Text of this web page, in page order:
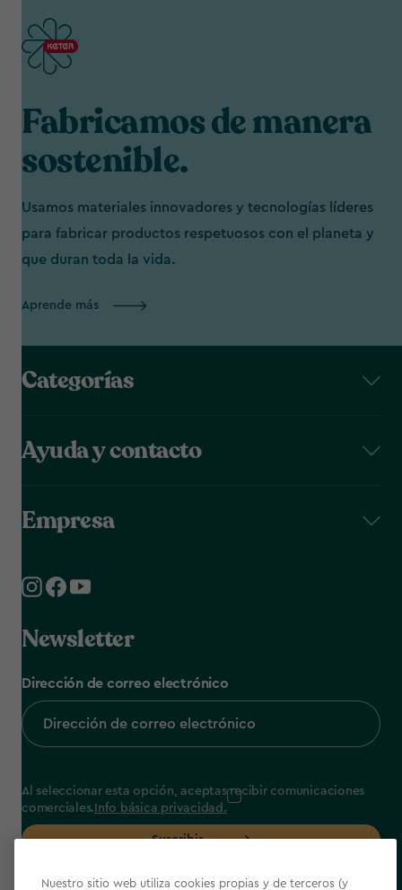
Fabricamos de manera
sostenible.
Usamos materiales innovadores y tecnologías líderes
para fabricar productos respetuosos con el planeta y
que duran toda la vida.
Aprende más
Categorías
Ayuda y contacto
Empresa
Newsletter
Dirección de correo electrónico
Al seleccionar esta opción, aceptas recibir comunicaciones
comerciales. Info básica privacidad.
Suscribir
Nuestro sitio web utiliza cookies propias y de terceros (y